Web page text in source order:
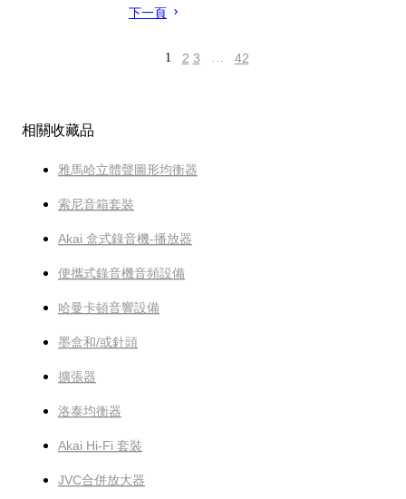
下一頁
1 2 3 … 42
相關收藏品
雅馬哈立體聲圖形均衡器
索尼音箱套裝
Akai 盒式錄音機-播放器
便攜式錄音機音頻設備
哈曼卡頓音響設備
墨盒和/或針頭
擴張器
洛泰均衡器
Akai Hi-Fi 套裝
JVC合併放大器